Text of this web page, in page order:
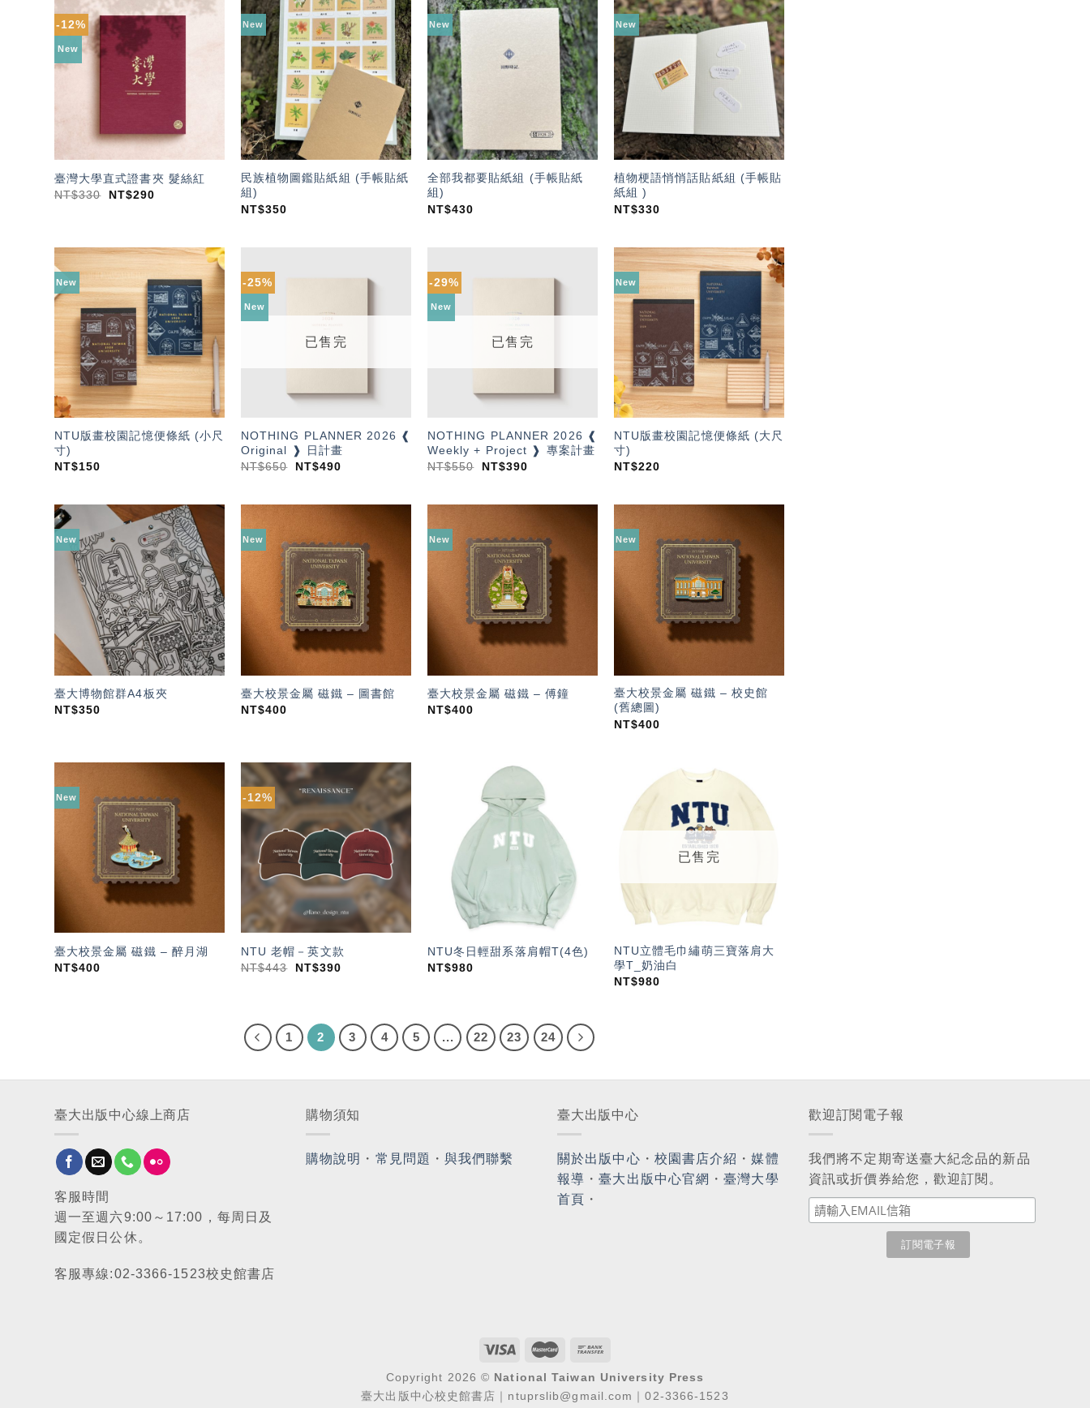
-12%
New
臺灣大學直式證書夾 髮絲紅
NT$330 NT$290
New
加入
「願
望輕
單」
民族植物圖鑑貼紙組 (手帳貼紙
組)
NT$350
New
加入
「願
望輕
單」
全部我都要貼紙組 (手帳貼紙
組)
NT$430
New
加入
「願
望輕
單」
植物梗語悄悄話貼紙組 (手帳貼
紙組 )
NT$330
New
加入
「願
望輕
單」
NTU版畫校園記憶便條紙 (小尺
寸)
NT$150
-25%
New
望輕
已售完
NOTHING PLANNER 2026 ❰
Original ❱ 日計畫
NT$650 NT$490
-29%
New
望輕
已售完
NOTHING PLANNER 2026 ❰
Weekly + Project ❱ 專案計畫
NT$550 NT$390
New
「願
望輕
單」
NTU版畫校園記憶便條紙 (大尺
寸)
NT$220
New
加入
「願
望輕
單」
臺大博物館群A4板夾
NT$350
New
「願
望輕
單」
臺大校景金屬 磁鐵 – 圖書館
NT$400
New
「願
臺大校景金屬 磁鐵 – 傅鐘
NT$400
New
「願
望輕
單」
臺大校景金屬 磁鐵 – 校史館
(舊總圖)
NT$400
New
「願
單」
臺大校景金屬 磁鐵 – 醉月湖
NT$400
-12%
加入
「願
望輕
單」
NTU 老帽－英文款
NT$443 NT$390
單」
NTU冬日輕甜系落肩帽T(4色)
NT$980
加入
「願
望輕
已售完
NTU立體毛巾繡萌三寶落肩大
學T_奶油白
NT$980
1 2 3 4 5 ... 22 23 24
臺大出版中心線上商店
客服時間
週一至週六9:00～17:00，每周日及
國定假日公休。
客服專線:02-3366-1523校史館書店
購物須知
購物說明 ・ 常見問題 ・與我們聯繫
臺大出版中心
關於出版中心 ・ 校園書店介紹 ・媒體
報導 ・臺大出版中心官網 ・臺灣大學
首頁 ・
歡迎訂閱電子報
我們將不定期寄送臺大紀念品的新品
資訊或折價券給您，歡迎訂閱。
Copyright 2026 © National Taiwan University Press
臺大出版中心校史館書店｜ntuprslib@gmail.com｜02-3366-1523